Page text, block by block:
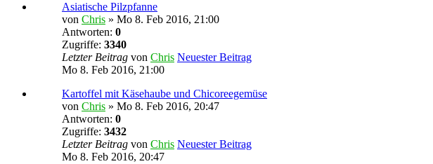
Asiatische Pilzpfanne
von Chris » Mo 8. Feb 2016, 21:00
Antworten: 0
Zugriffe: 3340
Letzter Beitrag von Chris Neuester Beitrag
Mo 8. Feb 2016, 21:00
Kartoffel mit Käsehaube und Chicoreegemüse
von Chris » Mo 8. Feb 2016, 20:47
Antworten: 0
Zugriffe: 3432
Letzter Beitrag von Chris Neuester Beitrag
Mo 8. Feb 2016, 20:47